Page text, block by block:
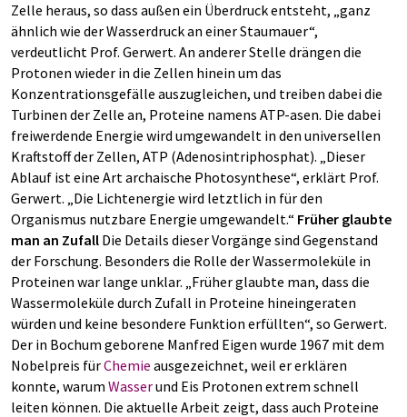
Zelle heraus, so dass außen ein Überdruck entsteht, „ganz
ähnlich wie der Wasserdruck an einer Staumauer“,
verdeutlicht Prof. Gerwert. An anderer Stelle drängen die
Protonen wieder in die Zellen hinein um das
Konzentrationsgefälle auszugleichen, und treiben dabei die
Turbinen der Zelle an, Proteine namens ATP-asen. Die dabei
freiwerdende Energie wird umgewandelt in den universellen
Kraftstoff der Zellen, ATP (Adenosintriphosphat). „Dieser
Ablauf ist eine Art archaische Photosynthese“, erklärt Prof.
Gerwert. „Die Lichtenergie wird letztlich in für den
Organismus nutzbare Energie umgewandelt.“ Früher glaubte
man an Zufall Die Details dieser Vorgänge sind Gegenstand
der Forschung. Besonders die Rolle der Wassermoleküle in
Proteinen war lange unklar. „Früher glaubte man, dass die
Wassermoleküle durch Zufall in Proteine hineingeraten
würden und keine besondere Funktion erfüllten“, so Gerwert.
Der in Bochum geborene Manfred Eigen wurde 1967 mit dem
Nobelpreis fürChemie ausgezeichnet, weil er erklären
konnte, warum Wasserund Eis Protonen extrem schnell
leiten können. Die aktuelle Arbeit zeigt, dass auch Proteine